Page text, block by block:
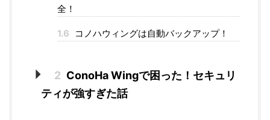
全！
1.6 コノハウィングは自動バックアップ！
2 ConoHa Wingで困った！セキュリ
ティが強すぎた話